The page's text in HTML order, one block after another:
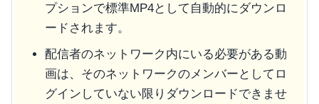
プションで標準MP4として自動的にダウンロ
ードされます。
配信者のネットワーク内にいる必要がある動
画は、そのネットワークのメンバーとしてロ
グインしていない限りダウンロードできませ